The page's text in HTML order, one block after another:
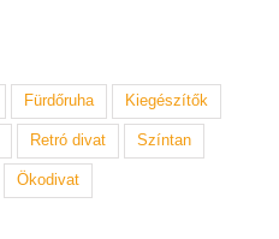
Fürdőruha Kiegészítők
Retró divat Színtan
Ökodivat